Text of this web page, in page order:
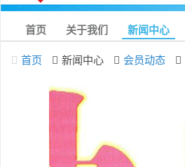
首页 关于我们 新闻中心
首页 新闻中心 会员动态